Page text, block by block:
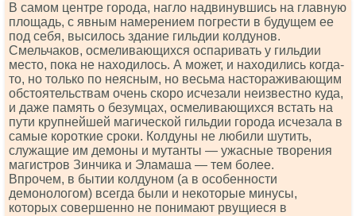
В самом центре города, нагло надвинувшись на главную
площадь, с явным намерением погрести в будущем ее
под себя, высилось здание гильдии колдунов.
Смельчаков, осмеливающихся оспаривать у гильдии
место, пока не находилось. А может, и находились когда-
то, но только по неясным, но весьма настораживающим
обстоятельствам очень скоро исчезали неизвестно куда,
и даже память о безумцах, осмеливающихся встать на
пути крупнейшей магической гильдии города исчезала в
самые короткие сроки. Колдуны не любили шутить,
служащие им демоны и мутанты — ужасные творения
магистров Зинчика и Эламаша — тем более.
Впрочем, в бытии колдуном (а в особенности
демонологом) всегда были и некоторые минусы,
которых совершенно не понимают рвущиеся в